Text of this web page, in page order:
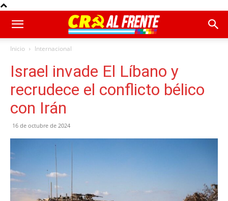
Inicio Internacional
Israel invade El Líbano y
recrudece el conflicto bélico
con Irán
16 de octubre de 2024